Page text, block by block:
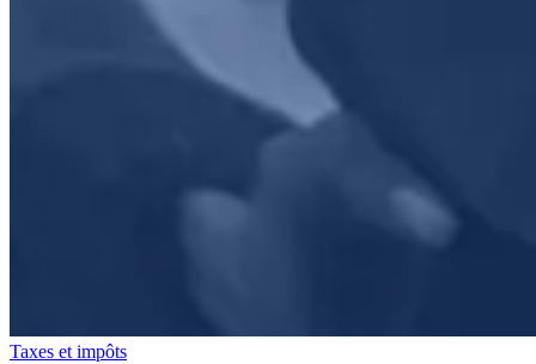
Taxes et impôts